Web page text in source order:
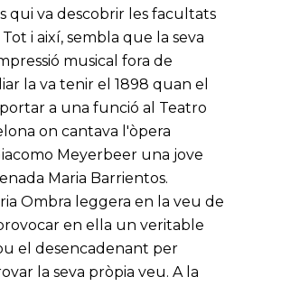
qui va descobrir les facultats
i així, sembla que la seva
musical fora de
la va tenir el 1898 quan el
a una funció al Teatro
on cantava l'òpera
Meyerbeer una jove
Maria Barrientos.
Ombra leggera en la veu de
en ella un veritable
el desencadenant per
la seva pròpia veu. A la